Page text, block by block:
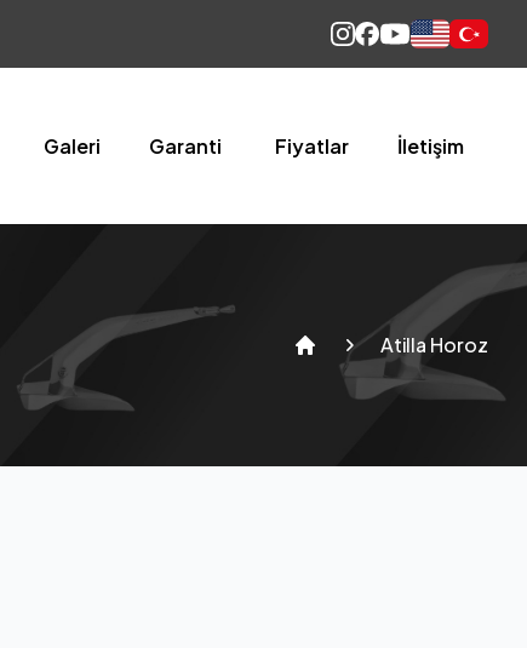
EnglishTürkçe
Galeri Garanti Fiyatlar İletişim
Home
Atilla Horoz